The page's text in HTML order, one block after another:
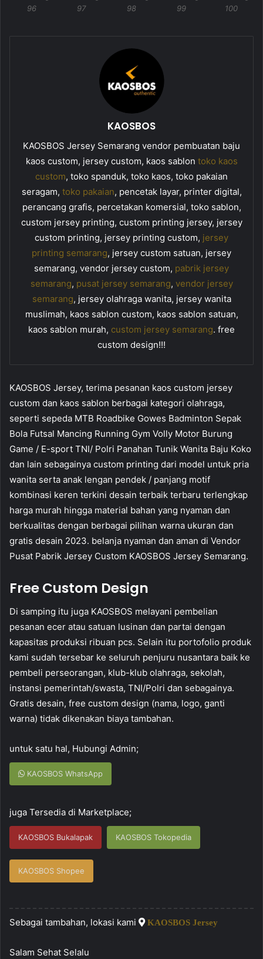
96
97
98
99
100
KAOSBOS
KAOSBOS Jersey Semarang vendor pembuatan baju
kaos custom, jersey custom, kaos sablon toko kaos
custom, toko spanduk, toko kaos, toko pakaian
seragam, toko pakaian, pencetak layar, printer digital,
perancang grafis, percetakan komersial, toko sablon,
custom jersey printing, custom printing jersey, jersey
custom printing, jersey printing custom, jersey
printing semarang, jersey custom satuan, jersey
semarang, vendor jersey custom, pabrik jersey
semarang, pusat jersey semarang, vendor jersey
semarang, jersey olahraga wanita, jersey wanita
muslimah, kaos sablon custom, kaos sablon satuan,
kaos sablon murah, custom jersey semarang. free
custom design!!!
KAOSBOS Jersey, terima pesanan kaos custom jersey
custom dan kaos sablon berbagai kategori olahraga,
seperti sepeda MTB Roadbike Gowes Badminton Sepak
Bola Futsal Mancing Running Gym Volly Motor Burung
Game / E-sport TNI/ Polri Panahan Tunik Wanita Baju Koko
dan lain sebagainya custom printing dari model untuk pria
wanita serta anak lengan pendek / panjang motif
kombinasi keren terkini desain terbaik terbaru terlengkap
harga murah hingga material bahan yang nyaman dan
berkualitas dengan berbagai pilihan warna ukuran dan
gratis desain 2023. belanja nyaman dan aman di Vendor
Pusat Pabrik Jersey Custom KAOSBOS Jersey Semarang.
Free Custom Design
Di samping itu juga KAOSBOS melayani pembelian
pesanan ecer atau satuan lusinan dan partai dengan
kapasitas produksi ribuan pcs. Selain itu portofolio produk
kami sudah tersebar ke seluruh penjuru nusantara baik ke
pembeli perseorangan, klub-klub olahraga, sekolah,
instansi pemerintah/swasta, TNI/Polri dan sebagainya.
Gratis desain, free custom design (nama, logo, ganti
warna) tidak dikenakan biaya tambahan.
untuk satu hal, Hubungi Admin;
KAOSBOS WhatsApp
juga Tersedia di Marketplace;
KAOSBOS Bukalapak KAOSBOS Tokopedia
KAOSBOS Shopee
Sebagai tambahan, lokasi kami KAOSBOS Jersey
Salam Sehat Selalu